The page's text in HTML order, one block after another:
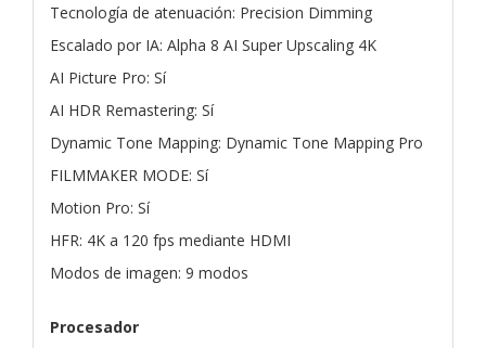
Tecnología de atenuación: Precision Dimming
Escalado por IA: Alpha 8 AI Super Upscaling 4K
AI Picture Pro: Sí
AI HDR Remastering: Sí
Dynamic Tone Mapping: Dynamic Tone Mapping Pro
FILMMAKER MODE: Sí
Motion Pro: Sí
HFR: 4K a 120 fps mediante HDMI
Modos de imagen: 9 modos
Procesador